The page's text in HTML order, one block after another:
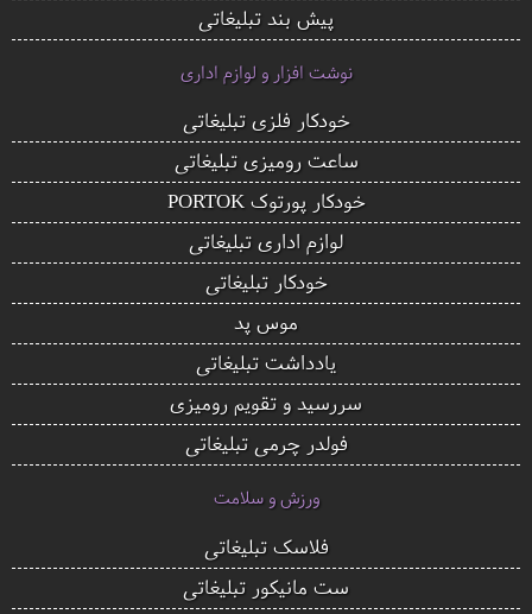
پیش بند تبلیغاتی
نوشت افزار و لوازم اداری
خودکار فلزی تبلیغاتی
ساعت رومیزی تبلیغاتی
خودکار پورتوک PORTOK
لوازم اداری تبلیغاتی
خودکار تبلیغاتی
موس پد
یادداشت تبلیغاتی
سررسید و تقویم رومیزی
فولدر چرمی تبلیغاتی
ورزش و سلامت
فلاسک تبلیغاتی
ست مانیکور تبلیغاتی